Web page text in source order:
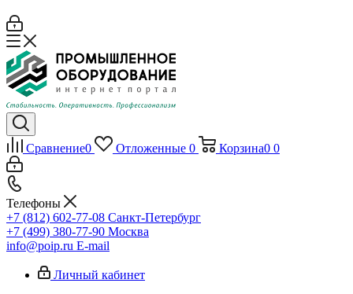
Сравнение0 Отложенные 0 Корзина0 0
Телефоны
+7 (812) 602-77-08 Санкт-Петербург
+7 (499) 380-77-90 Москва
info@poip.ru E-mail
Личный кабинет